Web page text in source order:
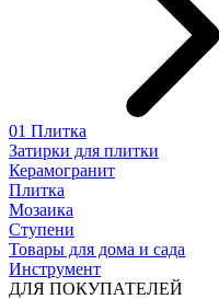
01 Плитка
Затирки для плитки
Керамогранит
Плитка
Мозаика
Ступени
Товары для дома и сада
Инструмент
ДЛЯ ПОКУПАТЕЛЕЙ